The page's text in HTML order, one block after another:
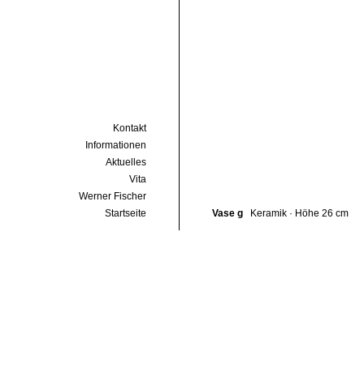
Kontakt
Informationen
Aktuelles
Vita
Werner Fischer
Startseite
Vase g Keramik · Höhe 26 cm